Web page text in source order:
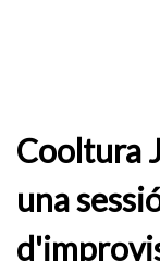
Cooltura
una